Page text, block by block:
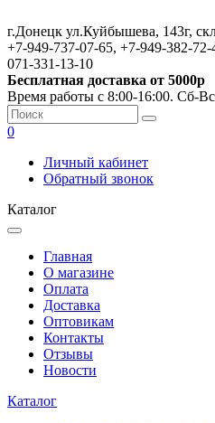
г.Донецк ул.Куйбышева, 143г,
+7-949-737-07-65, +7-949-382-
071-331-13-10
Бесплатная доставка от 5000р
Время работы с 8:00-16:00. Сб-
0
Личный кабинет
Обратный звонок
Каталог
Главная
О магазине
Оплата
Доставка
Оптовикам
Контакты
Отзывы
Новости
Каталог